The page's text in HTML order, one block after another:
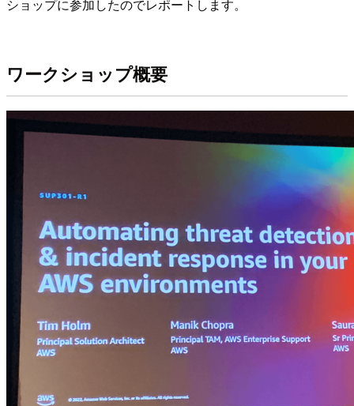
ショップに参加したのでレポートします。
ワークショップ概要